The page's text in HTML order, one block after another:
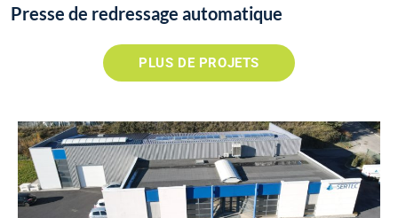
Presse de redressage automatique
PLUS DE PROJETS